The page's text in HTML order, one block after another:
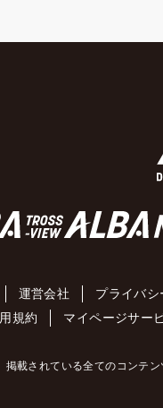
運営会社 プライバシ
規約
マイページサー
掲載されている全てのコンテ